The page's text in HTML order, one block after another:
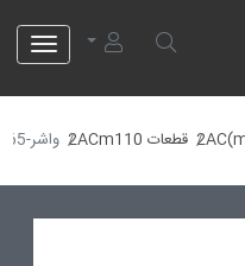
قطعات 2ACm110 واشر-10000665